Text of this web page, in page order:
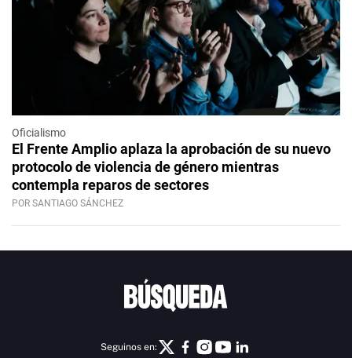
Oficialismo
El Frente Amplio aplaza la aprobación de su nuevo
protocolo de violencia de género mientras
contempla reparos de sectores
POR SANTIAGO SÁNCHEZ
Seguinos en: